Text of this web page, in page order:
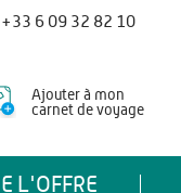
+33 6 09 32 82 10
Ajouter à mon
carnet de voyage
L'OFFRE